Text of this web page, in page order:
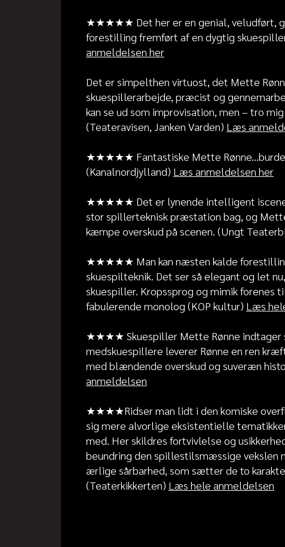
★★★★★ Det her er en genial, veludført,
forestilling fremført af en dygtig
anmeldelsen her
Det er simpelthen virtuost, det Mette
skuespillerarbejde, præcist og
kan se ud som improvisation, men – tro
(Teateravisen, Janken Varden) Læs
★★★★★ Fantastiske Mette Rønne...burde
(Kanalnordjylland) Læs anmeldelsen her
★★★★★ Det er lynende intelligent
stor spillerteknisk præstation bag, og
kæmpe overskud på scenen. (Ungt
★★★★★ Man kan næsten kalde
skuespilteknik. Det ser så elegant og let
skuespiller. Kropssprog og mimik forenes
fabulerende monolog (KOP kultur) Læs
★★★★ Skuespiller Mette Rønne indtager
medskuespillere leverer Rønne en ren
med blændende overskud og suveræn
anmeldelsen
★★★★Ridser man lidt i den komiske
sig mere alvorlige eksistentielle
med. Her skildres fortvivlelse og
beundring den spillestilsmæssige vekslen
ærlige sårbarhed, som sætter de to
(Teaterkikkerten) Læs hele anmeldelsen